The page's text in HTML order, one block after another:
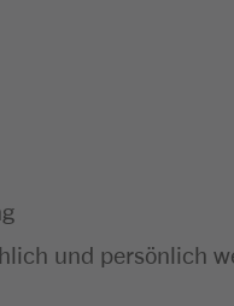
und persönlich